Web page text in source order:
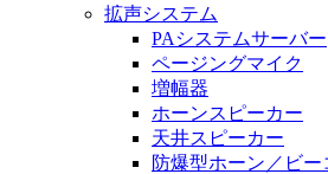
拡声システム
PAシステムサーバー
ページングマイク
増幅器
ホーンスピーカー
天井スピーカー
防爆型ホーン／ビー